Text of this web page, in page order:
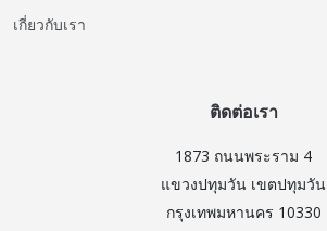
เกี่ยวกับเรา
ติดต่อเรา
1873 ถนนพระราม 4
แขวงปทุมวัน เขตปทุมวัน
กรุงเทพมหานคร 10330